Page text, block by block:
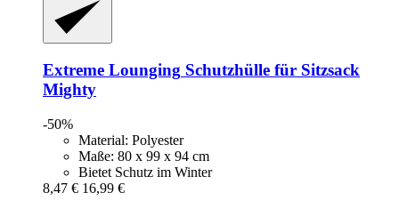
Extreme Lounging Schutzhülle für Sitzsack
Mighty
-50%
Material: Polyester
Maße: 80 x 99 x 94 cm
Bietet Schutz im Winter
8,47 € 16,99 €